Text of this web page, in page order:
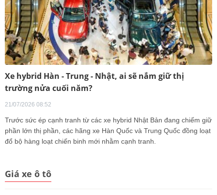
Xe hybrid Hàn - Trung - Nhật, ai sẽ nắm giữ thị
trường nửa cuối năm?
21/07/2026 08:52
Trước sức ép cạnh tranh từ các xe hybrid Nhật Bản đang chiếm giữ
phần lớn thị phần, các hãng xe Hàn Quốc và Trung Quốc đồng loạt
đổ bộ hàng loạt chiến binh mới nhằm cạnh tranh.
Giá xe ô tô